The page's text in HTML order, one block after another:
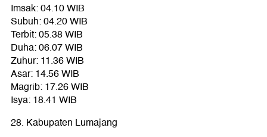
Imsak: 04.10 WIB
Subuh: 04.20 WIB
Terbit: 05.38 WIB
Duha: 06.07 WIB
Zuhur: 11.36 WIB
Asar: 14.56 WIB
Magrib: 17.26 WIB
Isya: 18.41 WIB
28. Kabupaten Lumajang